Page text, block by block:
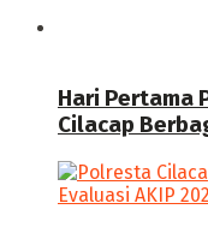
Hari Pertama
Cilacap